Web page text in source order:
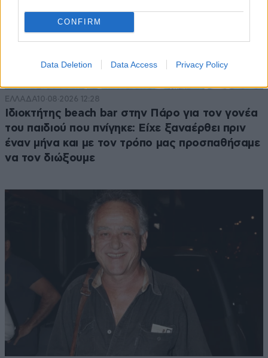
CONFIRM
Data Deletion Data Access Privacy Policy
ΕΛΛΑΔΑ10·08·2026 12:28
Ιδιοκτήτης beach bar στην Πάρο για τον γονέα
του παιδιού που πνίγηκε: Είχε ξαναέρθει πριν
έναν μήνα και με τον τρόπο μας προσπαθήσαμε
να τον διώξουμε